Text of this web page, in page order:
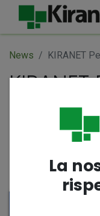
News KIRANET People:
minuti
basket
28 aprile 2026
La